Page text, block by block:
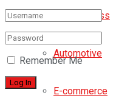
Agribusiness
Automotive
E-commerce
Remember Me